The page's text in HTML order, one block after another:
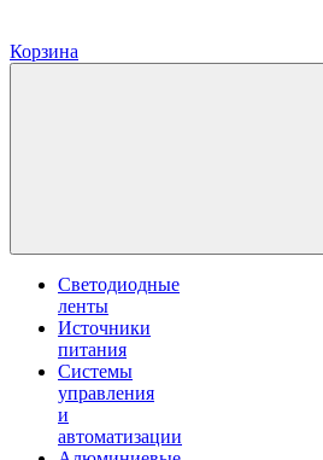
Корзина
Светодиодные
ленты
Источники
питания
Системы
управления
и
автоматизации